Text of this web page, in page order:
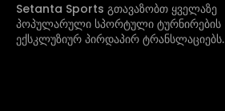
Setanta Sports გთავაზობთ ყველაზე
პოპულარული სპორტული ტურნირების
ექსკლუზიურ პირდაპირ ტრანსლაციებს.